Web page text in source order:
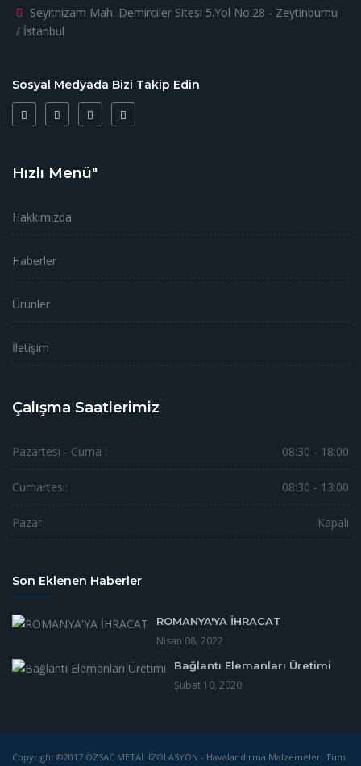
Seyitnizam Mah. Demirciler Sitesi 5.Yol No:28 - Zeytinburnu
/ İstanbul
Sosyal Medyada Bizi Takip Edin
Hızlı Menü"
Hakkımızda
Haberler
Ürünler
İletişim
Çalışma Saatlerimiz
Pazartesi - Cuma : 08:30 - 18:00
Cumartesi: 08:30 - 13:00
Pazar Kapalı
Son Eklenen Haberler
ROMANYA'YA İHRACAT
Nisan 08, 2022
Bağlantı Elemanları Üretimi
Şubat 10, 2020
Copyright ©2017 ÖZSAC METAL İZOLASYON - Havalandırma Malzemeleri Tüm